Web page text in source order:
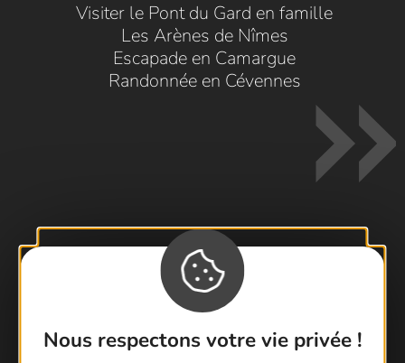
Nous respectons votre vie privée !
Visiter le Pont du Gard en famille
Les Arènes de Nîmes
Escapade en Camargue
Randonnée en Cévennes
Contactez-nous !
Foire aux questions
Cartoguides et Topoguides